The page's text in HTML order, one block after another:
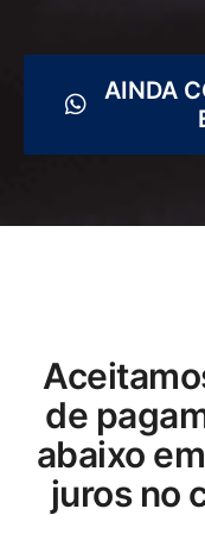
AINDA
de
abaixo
juros no